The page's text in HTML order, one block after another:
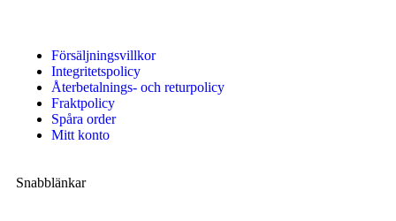
Försäljningsvillkor
Integritetspolicy
Återbetalnings- och returpolicy
Fraktpolicy
Spåra order
Mitt konto
Snabblänkar